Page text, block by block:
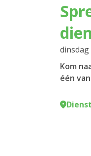
Spreek onze klantendienst in het
Kom
één